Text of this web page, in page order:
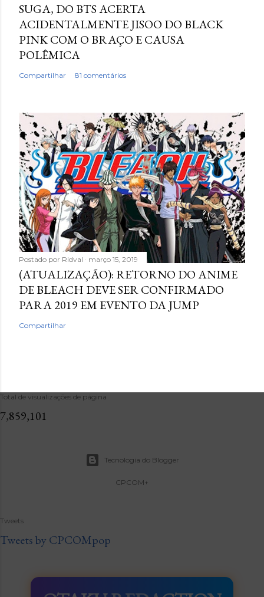
SUGA, DO BTS ACERTA
ACIDENTALMENTE JISOO DO BLACK
PINK COM O BRAÇO E CAUSA
POLÊMICA
Compartilhar 81 comentários
Postado por Ridval março 15, 2019
(ATUALIZAÇÃO): RETORNO DO ANIME
DE BLEACH DEVE SER CONFIRMADO
PARA 2019 EM EVENTO DA JUMP
Compartilhar
Total de visualizações de página
7,859,101
Tecnologia do Blogger
CPCOM+
Tweets
Tweets by CPCOMpop